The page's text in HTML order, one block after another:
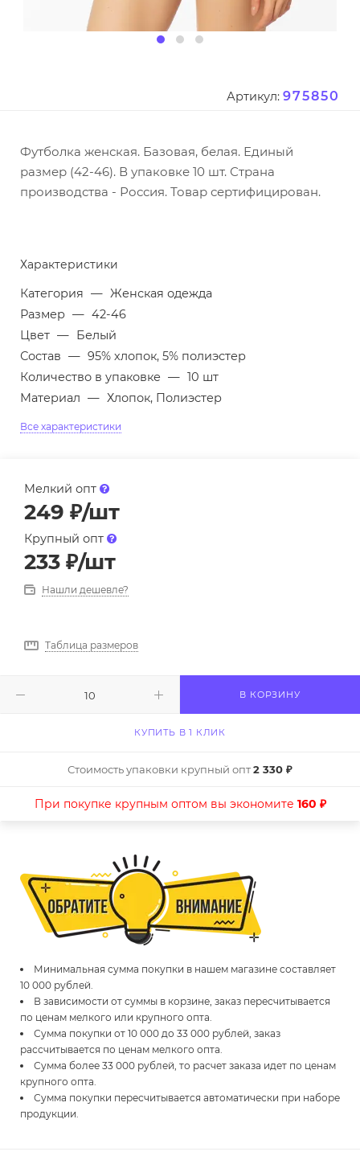
Артикул: 975850
Футболка женская. Базовая, белая. Единый
размер (42-46). В упаковке 10 шт. Страна
производства - Россия. Товар сертифицирован.
Характеристики
Категория — Женская одежда
Размер — 42-46
Цвет — Белый
Состав — 95% хлопок, 5% полиэстер
Количество в упаковке — 10 шт
Материал — Хлопок, Полиэстер
Все характеристики
Мелкий опт
249 ₽/шт
Крупный опт
233 ₽/шт
Нашли дешевле?
Таблица размеров
В КОРЗИНУ
КУПИТЬ В 1 КЛИК
Стоимость упаковки крупный опт2 330 ₽
При покупке крупным оптом вы экономите 160 ₽
Минимальная сумма покупки в нашем магазине составляет
10 000 рублей.
В зависимости от суммы в корзине, заказ пересчитывается
по ценам мелкого или крупного опта.
Сумма покупки от 10 000 до 33 000 рублей, заказ
рассчитывается по ценам мелкого опта.
Сумма более 33 000 рублей, то расчет заказа идет по ценам
крупного опта.
Сумма покупки пересчитывается автоматически при наборе
продукции.